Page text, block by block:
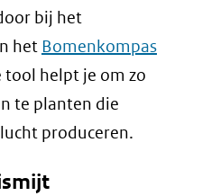
naar
een
andere
website)
bij het
het Bomenkompas
tool helpt je om zo
te planten die
produceren.